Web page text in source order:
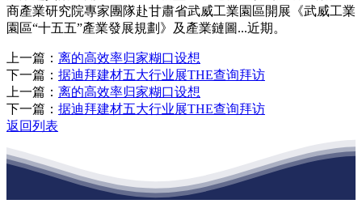
商產業研究院專家團隊赴甘肅省武威工業園區開展《武威工業
園區“十五五”產業發展規劃》及產業鏈圖...近期。
上一篇： 离的高效率归家糊口设想
下一篇： 据迪拜建材五大行业展THE查询拜访
上一篇： 离的高效率归家糊口设想
下一篇： 据迪拜建材五大行业展THE查询拜访
返回列表